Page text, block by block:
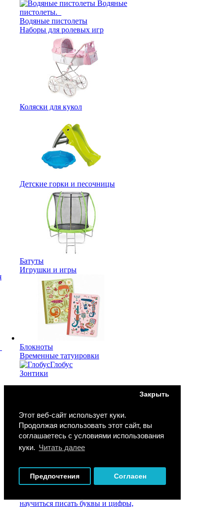
Этот веб-сайт использует куки.
Продолжая использовать этот сайт, вы
соглашаетесь с условиями использования
куки. Читать далее
Закрыть
Предпочтения Согласен
Водяные пистолеты
Наборы для ролевых игр
Коляски для кукол
Детские горки и песочницы
Батуты
Игрушки и игры
Блокноты
Временные татуировки
Глобус
Зонтики
Карандаши, мелки, фломастеры,